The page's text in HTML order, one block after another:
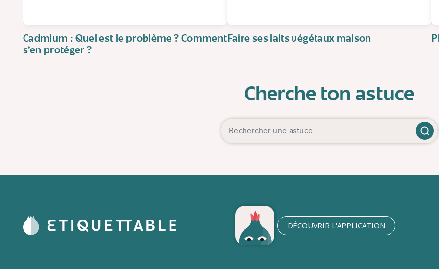
Cadmium : Quel est le problème ? Comment
s’en protéger ?
Faire ses laits végétaux maison
Cherche ton astuce
DÉCOUVRIR L'APPLICATION